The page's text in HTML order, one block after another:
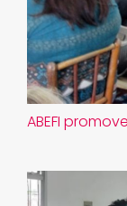
ABEFI